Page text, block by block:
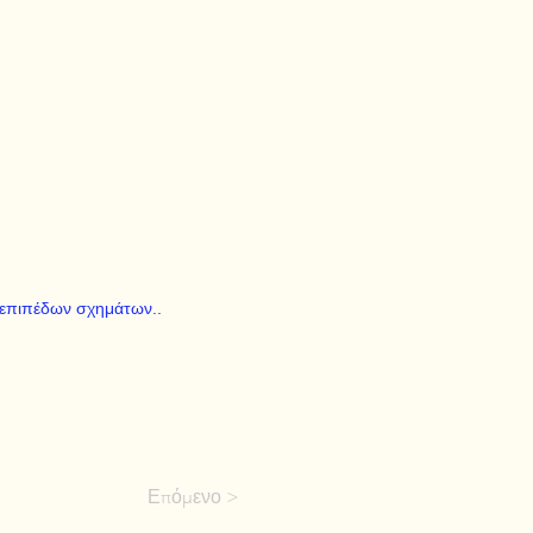
σχημάτων..
Επόμενο >